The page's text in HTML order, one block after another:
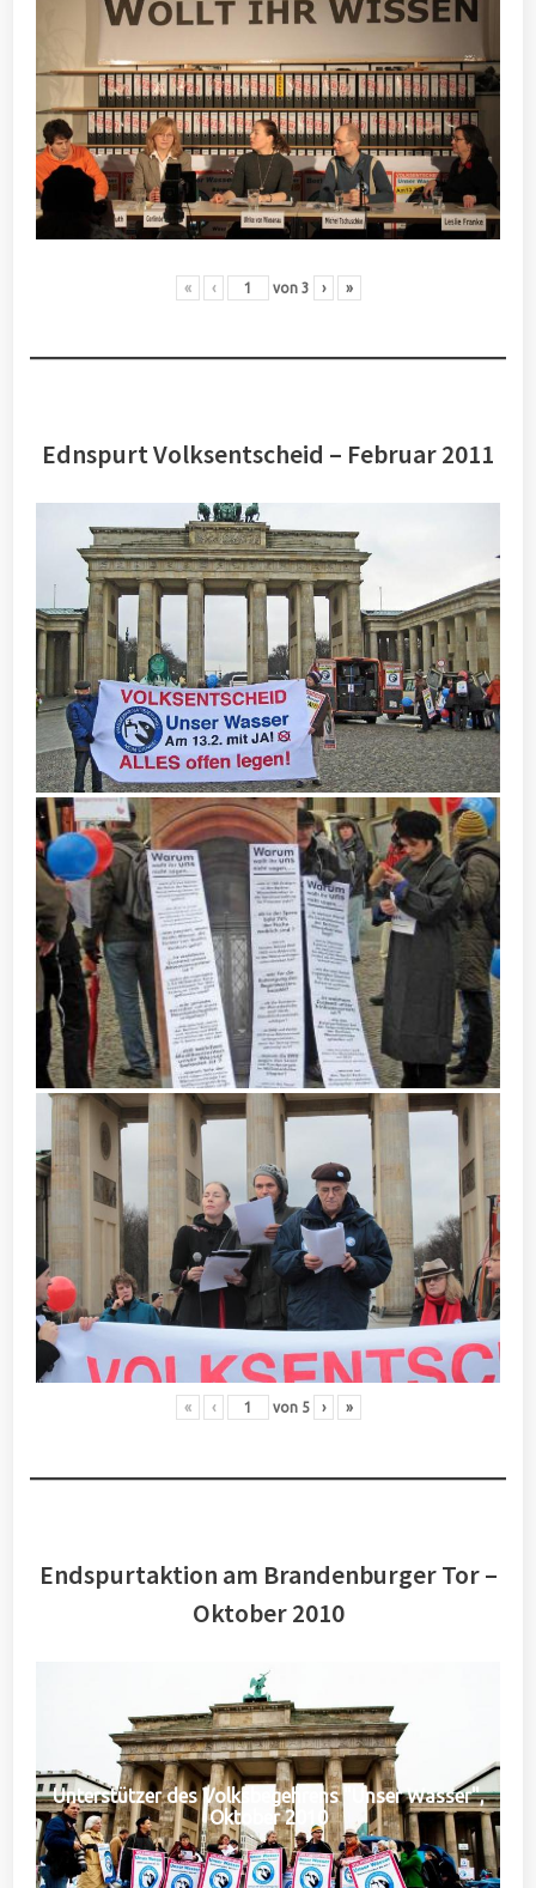
« ‹ von 3 › »
Ednspurt Volksentscheid – Februar 2011
« ‹ von 5 › »
Endspurtaktion am Brandenburger Tor –
Oktober 2010
Unterstützer des Volksbegehrens "Unser Wasser",
Oktober 2010